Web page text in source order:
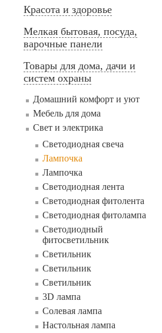
Красота и здоровье
Мелкая бытовая, посуда,
варочные панели
Товары для дома, дачи и
систем охраны
Домашний комфорт и уют
Мебель для дома
Свет и электрика
Светодиодная свеча
Лампочка
Лампочка
Светодиодная лента
Светодиодная фитолента
Светодиодная фитолампа
Светодиодный
фитосветильник
Светильник
Светильник
Светильник
3D лампа
Солевая лампа
Настольная лампа